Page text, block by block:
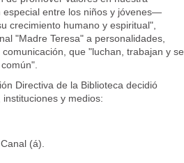
entre los niños y jóvenes—
crecimiento humano y espiritual",
"Madre Teresa" a personalidades,
que "luchan, trabajan y se
Directiva de la Biblioteca decidió
y medios:
(á).